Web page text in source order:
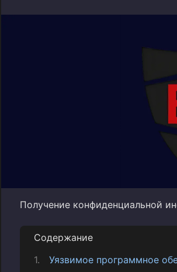
Получение конфиденциальной
Содержание
Уязвимое программное